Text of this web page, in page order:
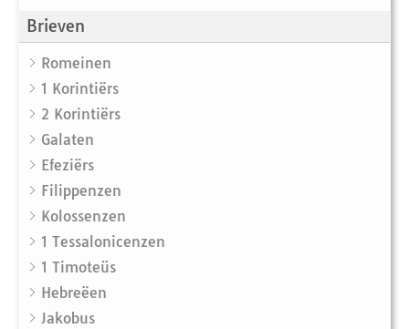
Brieven
Romeinen
1 Korintiërs
2 Korintiërs
Galaten
Efeziërs
Filippenzen
Kolossenzen
1 Tessalonicenzen
1 Timoteüs
Hebreëen
Jakobus